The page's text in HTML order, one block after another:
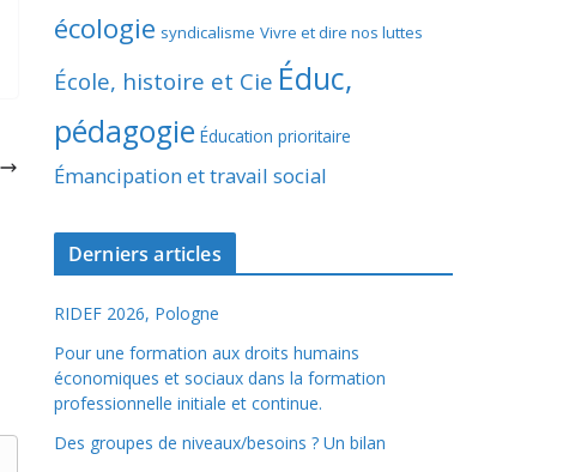
écologie syndicalisme Vivre et dire nos luttes
École, histoire et Cie Éduc,
pédagogie Éducation prioritaire
Émancipation et travail social
Derniers articles
RIDEF 2026, Pologne
Pour une formation aux droits humains
économiques et sociaux dans la formation
professionnelle initiale et continue.
Des groupes de niveaux/besoins ? Un bilan